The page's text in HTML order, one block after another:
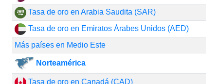
Tasa de oro en Arabia Saudita (SAR)
Tasa de oro en Emiratos Árabes Unidos (AED)
Más países en Medio Este
Norteamérica
Tasa de oro en Canadá (CAD)